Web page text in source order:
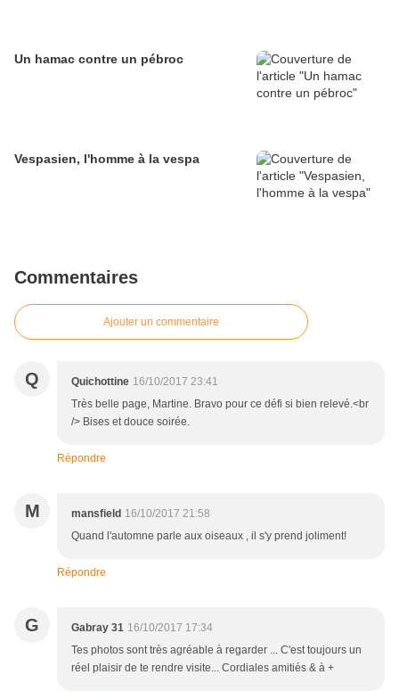
Un hamac contre un pébroc
Vespasien, l'homme à la vespa
Commentaires
Ajouter un commentaire
Q Quichottine 16/10/2017 23:41
Très belle page, Martine. Bravo pour ce défi si bien relevé.<br
/> Bises et douce soirée.
Répondre
M mansfield 16/10/2017 21:58
Quand l'automne parle aux oiseaux , il s'y prend joliment!
Répondre
G Gabray 31 16/10/2017 17:34
Tes photos sont très agréable à regarder ... C'est toujours un
réel plaisir de te rendre visite... Cordiales amitiés & à +